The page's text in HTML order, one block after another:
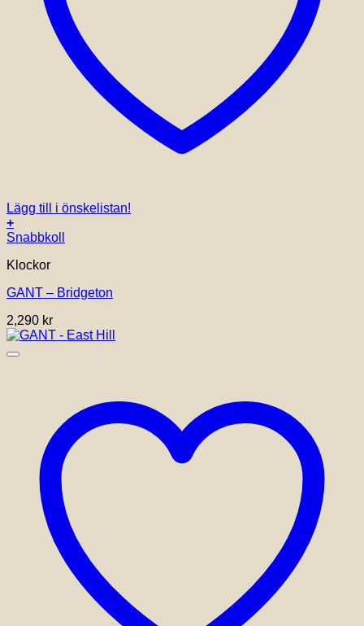
Lägg till i önskelistan!
+
Snabbkoll
Klockor
GANT – Bridgeton
2,290 kr